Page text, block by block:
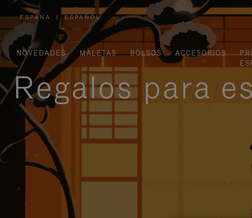
ESPAÑA
,
ELIGE
UBICACIÓN
| ESPAÑOL
NOVEDADES MALETAS BOLSOS ACCESORIOS
Regalos para